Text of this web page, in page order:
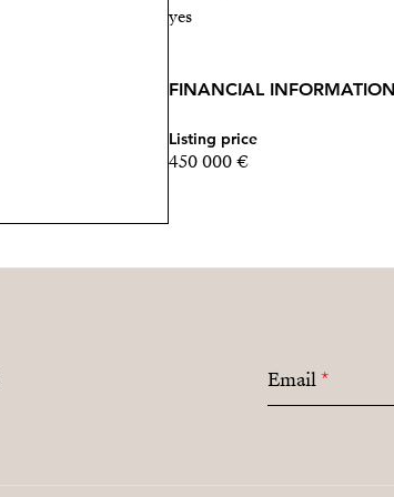
yes
FINANCIAL INFORMATION
Listing price
450 000 €
Email*